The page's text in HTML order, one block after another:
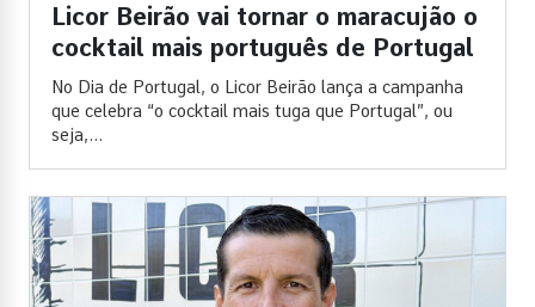
Licor Beirão vai tornar o maracujão o
cocktail mais português de Portugal
No Dia de Portugal, o Licor Beirão lança a campanha
que celebra “o cocktail mais tuga que Portugal”, ou
seja,...